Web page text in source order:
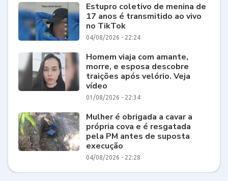
Estupro coletivo de menina de
17 anos é transmitido ao vivo
no TikTok
04/08/2026 - 22:24
Homem viaja com amante,
morre, e esposa descobre
traições após velório. Veja
vídeo
01/08/2026 - 22:34
Mulher é obrigada a cavar a
própria cova e é resgatada
pela PM antes de suposta
execução
04/08/2026 - 22:28